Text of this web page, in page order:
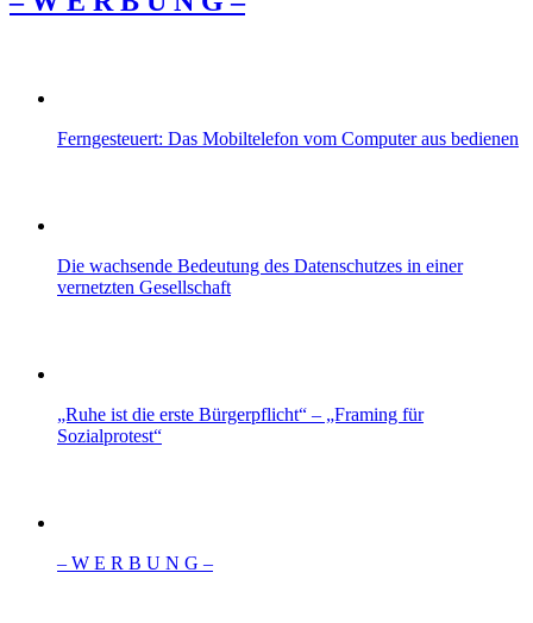
Ferngesteuert: Das Mobiltelefon vom Computer aus bedienen
Die wachsende Bedeutung des Datenschutzes in einer
vernetzten Gesellschaft
„Ruhe ist die erste Bürgerpflicht“ – „Framing für
Sozialprotest“
– W Ε R Β U Ν G –